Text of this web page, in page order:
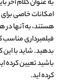
به عنوان کلام آخر
امکانات خاصی
هستند، به آنها در
فیلمبرداری مناسب
بدهید. شاید با
باشید تعیین کرده
کرده اید.